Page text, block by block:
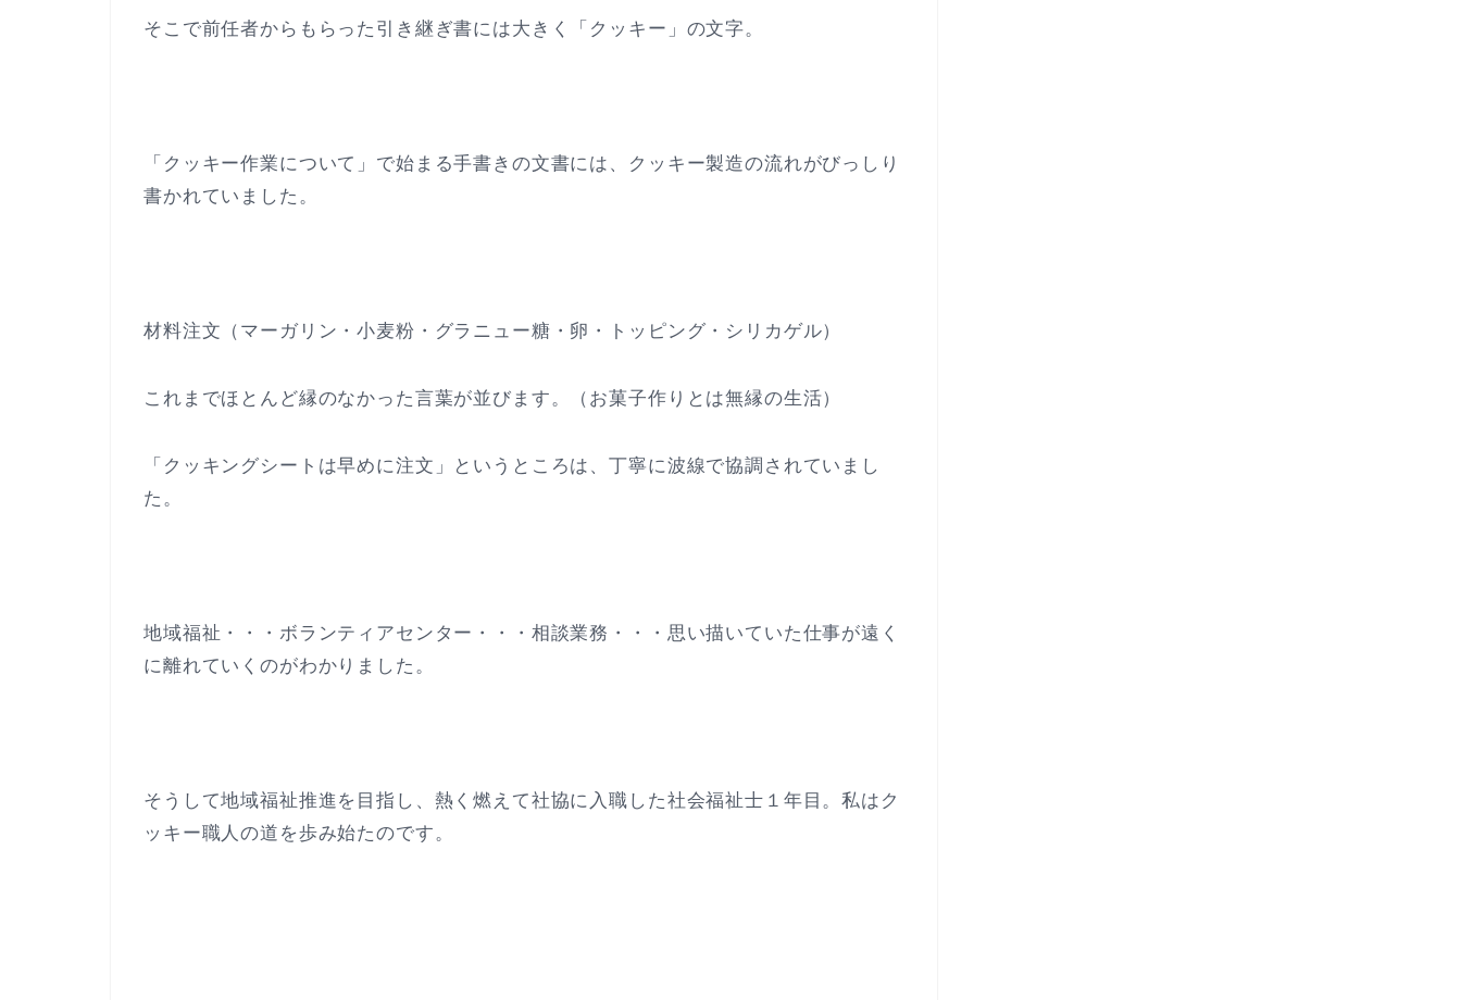
そこで前任者からもらった引き継ぎ書には大きく「クッキー」の文字。
「クッキー作業について」で始まる手書きの文書には、クッキー製造の流れがびっしり
書かれていました。
材料注文（マーガリン・小麦粉・グラニュー糖・卵・トッピング・シリカゲル）
これまでほとんど縁のなかった言葉が並びます。（お菓子作りとは無縁の生活）
「クッキングシートは早めに注文」というところは、丁寧に波線で協調されていまし
た。
地域福祉・・・ボランティアセンター・・・相談業務・・・思い描いていた仕事が遠く
に離れていくのがわかりました。
そうして地域福祉推進を目指し、熱く燃えて社協に入職した社会福祉士１年目。私はク
ッキー職人の道を歩み始たのです。